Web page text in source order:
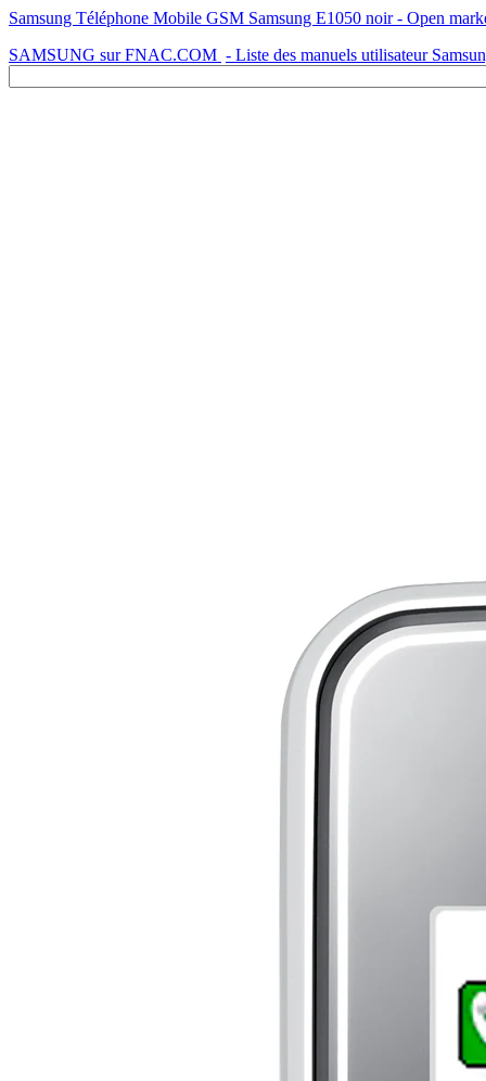
Samsung Téléphone Mobile GSM Samsung E1050 noir - Open
SAMSUNG sur FNAC.COM - Liste des manuels utilisateur